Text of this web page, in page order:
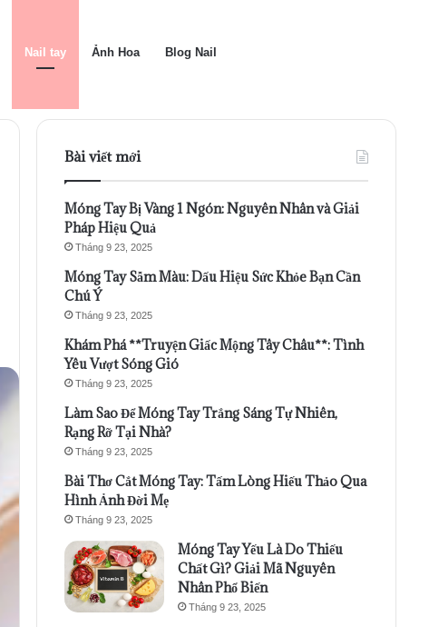
Nail tay Ảnh Hoa Blog Nail
Bài viết mới
Móng Tay Bị Vàng 1 Ngón: Nguyên Nhân và Giải
Pháp Hiệu Quả
Tháng 9 23, 2025
Móng Tay Sẫm Màu: Dấu Hiệu Sức Khỏe Bạn Cần
Chú Ý
Tháng 9 23, 2025
Khám Phá **Truyện Giấc Mộng Tây Châu**: Tình
Yêu Vượt Sóng Gió
Tháng 9 23, 2025
Làm Sao Để Móng Tay Trắng Sáng Tự Nhiên,
Rạng Rỡ Tại Nhà?
Tháng 9 23, 2025
Bài Thơ Cắt Móng Tay: Tấm Lòng Hiếu Thảo Qua
Hình Ảnh Đời Mẹ
Tháng 9 23, 2025
Móng Tay Yếu Là Do Thiếu
Chất Gì? Giải Mã Nguyên
Nhân Phổ Biến
Tháng 9 23, 2025